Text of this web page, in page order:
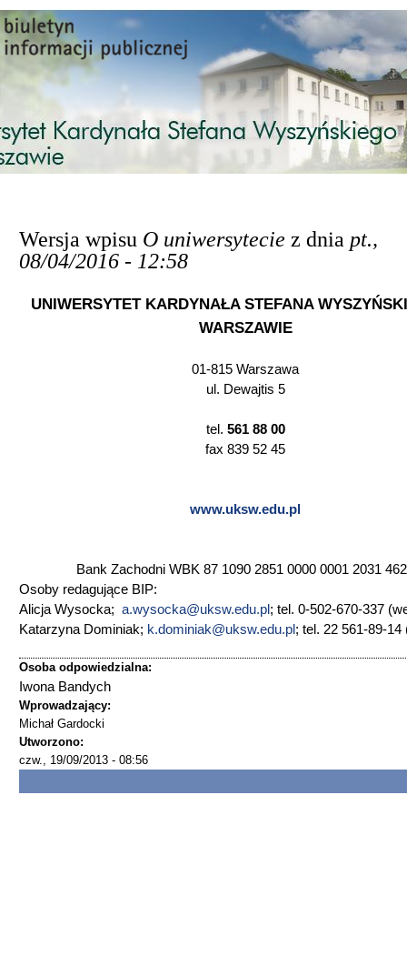
Przejdź do treści
Wersja wpisu O uniwersytecie z dnia pt.,
08/04/2016 - 12:58
UNIWERSYTET KARDYNAŁA STEFANA
WARSZAWIE
01-815 Warszawa
ul. Dewajtis 5
tel. 561 88 00
fax 839 52 45
www.uksw.edu.pl
Bank Zachodni WBK 87 1090 2851 0000 0001 2031
Osoby redagujące BIP:
Alicja Wysocka; a.wysocka@uksw.edu.pl ; tel. 0-502-670-337
Katarzyna Dominiak; k.dominiak@uksw.edu.pl ; tel. 22 561-89-14
Osoba odpowiedzialna:
Iwona Bandych
Wprowadzający:
Michał Gardocki
Utworzono:
czw., 19/09/2013 - 08:56